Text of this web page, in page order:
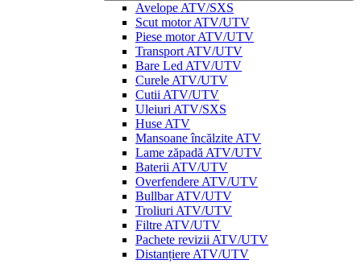
Avelope ATV/SXS
Scut motor ATV/UTV
Piese motor ATV/UTV
Transport ATV/UTV
Bare Led ATV/UTV
Curele ATV/UTV
Cutii ATV/UTV
Uleiuri ATV/SXS
Huse ATV
Mansoane încălzite ATV
Lame zăpadă ATV/UTV
Baterii ATV/UTV
Overfendere ATV/UTV
Bullbar ATV/UTV
Troliuri ATV/UTV
Filtre ATV/UTV
Pachete revizii ATV/UTV
Distanțiere ATV/UTV